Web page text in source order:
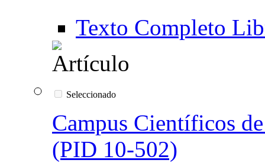
Texto Completo
Seleccionado
Campus Científicos
(PID 10-502)